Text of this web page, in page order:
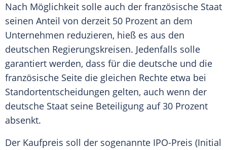
Nach Möglichkeit solle auch der französische Staat
seinen Anteil von derzeit 50 Prozent an dem
Unternehmen reduzieren, hieß es aus den
deutschen Regierungskreisen. Jedenfalls solle
garantiert werden, dass für die deutsche und die
französische Seite die gleichen Rechte etwa bei
Standortentscheidungen gelten, auch wenn der
deutsche Staat seine Beteiligung auf 30 Prozent
absenkt.
Der Kaufpreis soll der sogenannte IPO-Preis (Initial